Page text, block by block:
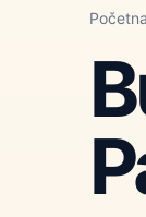
Početna